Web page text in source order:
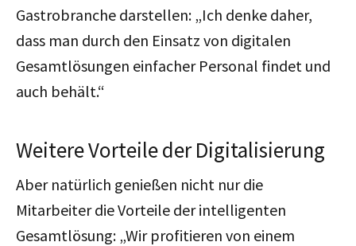
Gastrobranche darstellen: „Ich denke daher,
dass man durch den Einsatz von digitalen
Gesamtlösungen einfacher Personal findet und
auch behält.“
Weitere Vorteile der Digitalisierung
Aber natürlich genießen nicht nur die
Mitarbeiter die Vorteile der intelligenten
Gesamtlösung: „Wir profitieren von einem